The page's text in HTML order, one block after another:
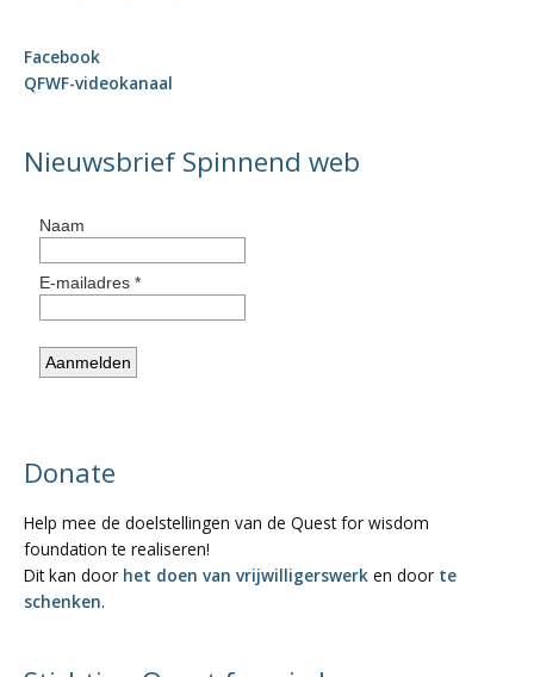
Facebook
QFWF-videokanaal
Nieuwsbrief Spinnend web
Donate
Help mee de doelstellingen van de Quest for wisdom
foundation te realiseren!
Dit kan door het doen van vrijwilligerswerk en door te
schenken.